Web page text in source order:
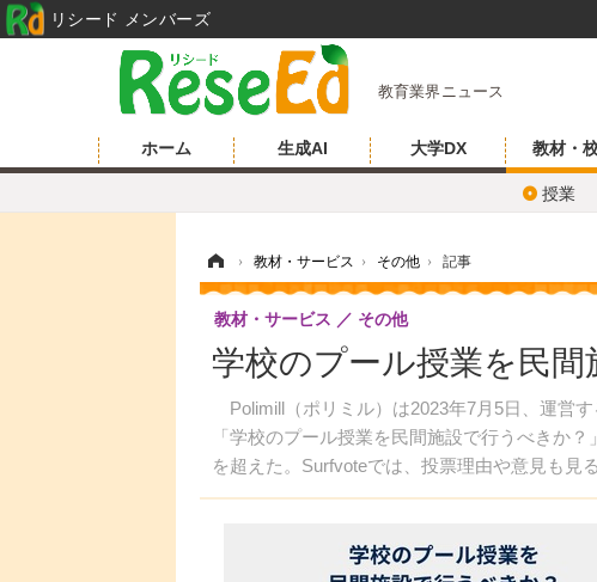
教育業界ニュース
ホーム 生成AI 大学DX 教材・
授業
› 教材・サービス › その他 › 記事
学校のプール授業を民
Polimill（ポリミル）は2023年7月5日、運営
「学校のプール授業を民間施設で行うべきか
を超えた。Surfvoteでは、投票理由や意見も見
教材・サービス その他
リシード メンバーズ